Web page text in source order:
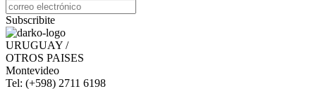
Subscribite
URUGUAY /
OTROS PAISES
Montevideo
Tel: (+598) 2711 6198